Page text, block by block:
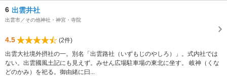
6 出雲井社
出雲市／その他神社・神宮・寺院
4.5
(2件)
出雲大社境外摂社の一。別名「出雲路社（いずもじのやしろ）」。式内社では
ない。出雲國風土記にも見えず。みせん広場駐車場の東北に坐す。 岐神（くな
どのかみ）を祀る。御由緒に曰...